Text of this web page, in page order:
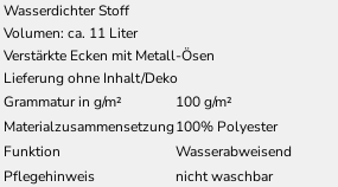
Wasserdichter Stoff
Volumen: ca. 11 Liter
Verstärkte Ecken mit Metall-Ösen
Lieferung ohne Inhalt/Deko
Grammatur in g/m²
100 g/m²
Materialzusammensetzung100% Polyester
Funktion
Wasserabweisend
Pflegehinweis
nicht waschbar